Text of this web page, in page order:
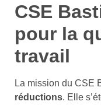
CSE
pour la
travail
La mission du CSE
réductions. Elle